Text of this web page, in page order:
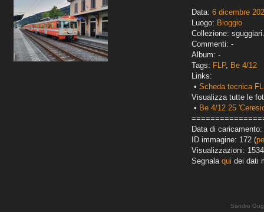
Data: 6 dicembre
Luogo: Bioggio
Collezione:
Commenti: -
Album: -
Tags: FLP, Be 4/12
Links:
• Scheda tecnica
Visualizza tutte le
• Be 4/12 25
Data di
ID immagine: 172 (
Visualizzazioni: 1534
Segnala qui dei dati
Sandro